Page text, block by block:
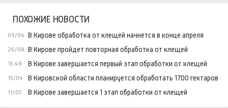
ПОХОЖИЕ НОВОСТИ
09/04 В Кирове обработка от клещей начнется в конце апреля
26/08 В Кирове пройдет повторная обработка от клещей
15:49 В Кирове завершается первый этап обработки от клещей
15/04 В Кировской области планируется обработать 1700 гектаров
11/05 В Кирове завершается 1 этап обработки от клещей